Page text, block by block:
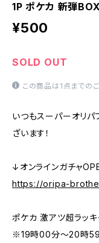
1P ポケカ 新弾
¥500
SOLD OUT
この商品は1点までの
いつもスーパーオリパ
ざいます！
↓オンラインガチャ
https://oripa-
ポケカ 激アツ超ラッキ
※19時00分〜20時59